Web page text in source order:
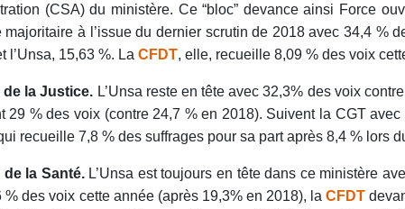
(CSA) du ministère. Ce “bloc” devance ainsi Force
majoritaire à l’issue du dernier scrutin de 2018 avec 34,4 %
l’Unsa, 15,63 %. La CFDT, elle, recueille 8,09 % des voix
de la Justice. L’Unsa reste en tête avec 32,3% des voix
29 % des voix (contre 24,7 % en 2018). Suivent la CGT
recueille 7,8 % des suffrages pour sa part après 8,4 % lors
de la Santé. L’Unsa est toujours en tête dans ce ministère
% des voix cette année (après 19,3% en 2018), laCFDT